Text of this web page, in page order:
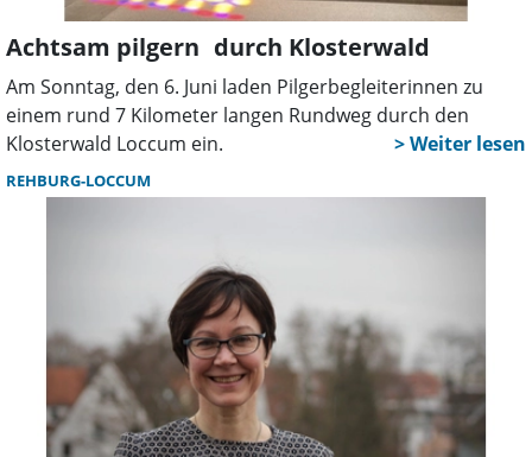
Achtsam pilgern durch Klosterwald
Am Sonntag, den 6. Juni laden Pilgerbegleiterinnen zu
einem rund 7 Kilometer langen Rundweg durch den
Klosterwald Loccum ein.
REHBURG-LOCCUM